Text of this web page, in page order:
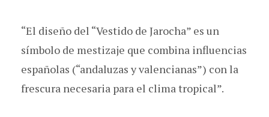
“El diseño del “Vestido de Jarocha” es un
símbolo de mestizaje que combina influencias
españolas (“andaluzas y valencianas”) con la
frescura necesaria para el clima tropical”.